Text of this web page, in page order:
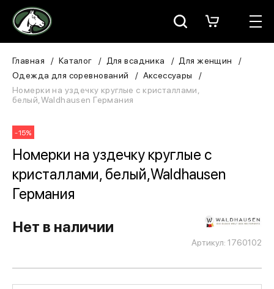
Москва
Для всадника
ЗООТОВАРЫ
Для собаки
Сувениры/Подарки
БРЕНДЫ
Главная Каталог Для всадника
Для женщин
Одежда для соревнований
Аксессуары
Номерки на уздечку круглые с кристаллами,
белый,Waldhausen Германия
-15%
Номерки на уздечку круглые с
кристаллами, белый,Waldhausen
Германия
Артикул: 1760102
Нет в наличии